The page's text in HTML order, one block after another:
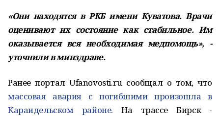
«Они находятся в РКБ имени Куватова. Врачи
оценивают их состояние как стабильное. Им
оказывается вся необходимая медпомощь», -
уточнили в минздраве.
Ранее портал Ufanovosti.ru сообщал о том, что
массовая авария с погибшими произошла в
Караидельском районе.На трассе Бирск -